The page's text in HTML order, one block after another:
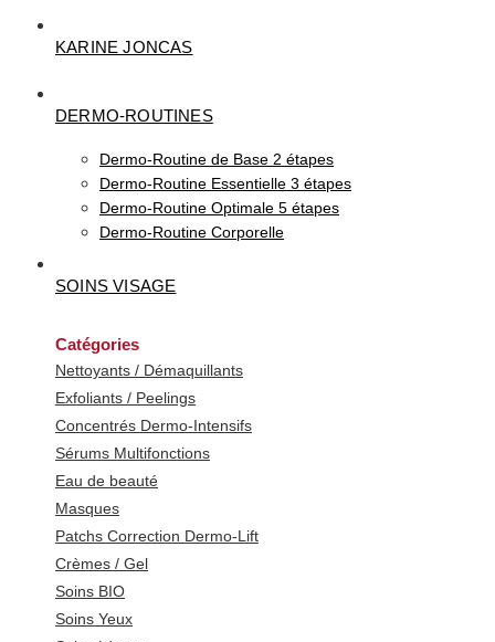
KARINE JONCAS
DERMO-ROUTINES
Dermo-Routine de Base 2 étapes
Dermo-Routine Essentielle 3 étapes
Dermo-Routine Optimale 5 étapes
Dermo-Routine Corporelle
SOINS VISAGE
Catégories
Nettoyants / Démaquillants
Exfoliants / Peelings
Concentrés Dermo-Intensifs
Sérums Multifonctions
Eau de beauté
Masques
Patchs Correction Dermo-Lift
Crèmes / Gel
Soins BIO
Soins Yeux